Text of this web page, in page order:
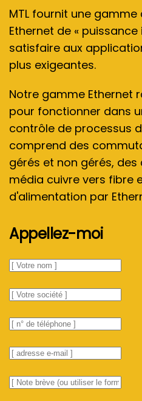
MTL fournit une
Ethernet de «
satisfaire aux
plus exigeantes.
Notre gamme Ethernet
pour fonctionner dans
contrôle de processus
comprend des
gérés et non gérés,
média cuivre vers fibre
d'alimentation par
Appellez-moi